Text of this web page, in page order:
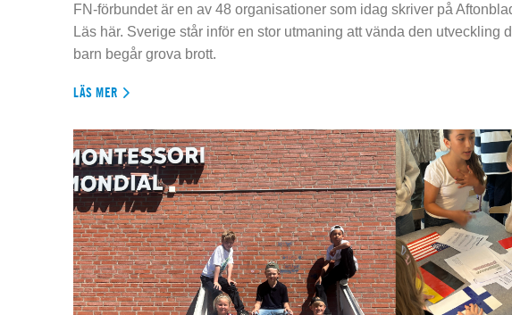
FN-förbundet är en av 48 organisationer som idag skriver på
Läs här. Sverige står inför en stor utmaning att vända den utveckling
barn begår grova brott.
LÄS MER